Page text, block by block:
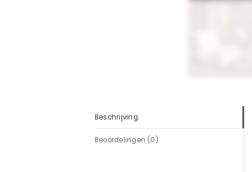
Beschrijving
Beoordelingen (0)